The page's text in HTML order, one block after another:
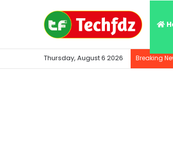
Thursday, August 6 2026 Breaking